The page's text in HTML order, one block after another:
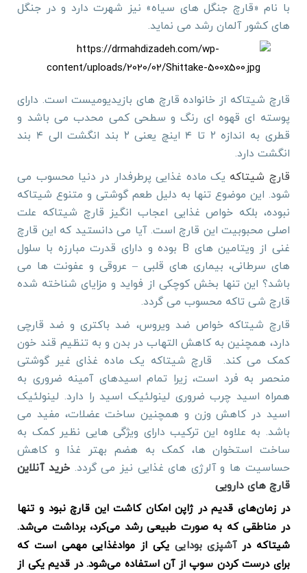
با نام «قارچ جنگل های سیاه» نیز شهرت دارد و در جنگل
های کشور آلمان رشد می نماید.
قارچ شیتاکه از خانواده قارچ های بازیدیومیست است. دارای
پوسته ای قهوه ای رنگ و سطحی کمی محدب می باشد و
قطری به اندازه ۲ تا ۴ اینچ یعنی ۲ بند انگشت الی ۴ بند
انگشت دارد.
قارچ شیتاکه یک ماده غذایی پرطرفدار در دنیا محسوب می
شود. این موضوع تنها به دلیل طعم گوشتی و متنوع شیتاکه
نبوده، بلکه خواص غذایی اعجاب انگیز قارچ شیتاکه علت
اصلی محبوبیت این قارچ است. آیا می دانستید که این قارچ
غنی از ویتامین های B بوده و دارای قدرت مبارزه با سلول
های سرطانی، بیماری های قلبی – عروقی و عفونت ها می
باشد؟ این تنها بخش کوچکی از فواید و مزایای شناخته شده
قارچ شی تاکه محسوب می گردد.
قارچ شیتاکه خواص ضد ویروس، ضد باکتری و ضد قارچی
دارد، همچنین به کاهش التهاب در بدن و به تنظیم قند خون
کمک می کند.
قارچ شیتاکه یک ماده غذای غیر گوشتی
منحصر به فرد است، زیرا تمام اسیدهای آمینه ضروری به
همراه اسید چرب ضروری لینولئیک اسید را دارد. لینولئیک
اسید در کاهش وزن و همچنین ساخت عضلات، مفید می
باشد. به علاوه این ترکیب دارای ویژگی هایی نظیر کمک به
ساخت استخوان ها، کمک به هضم بهتر غذا و کاهش
حساسیت ها و آلرژی های غذایی نیز می گردد. خرید آنلاین
قارچ های دارویی
در زمان‌های قدیم در ژاپن امکان کاشت این قارچ نبود و تنها
در مناطقی که به صورت طبیعی رشد می‌کرد، برداشت می‌شد.
شیتاکه درآشپزی بودایی یکی از موادغذایی مهمی است که
برای درست کردن سوپ از آن استفاده می‌شود. در قدیم یکی از